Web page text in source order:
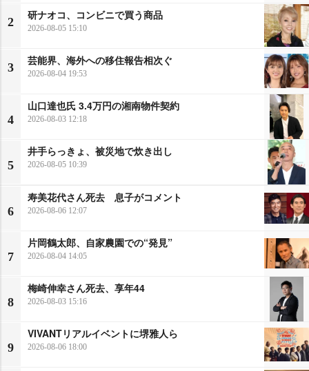
2
研ナオコ、コンビニで買う商品
2026-08-05 15:10
3
芸能界、海外への移住報告相次ぐ
2026-08-04 19:53
4
山口達也氏 3.4万円の湘南物件契約
2026-08-03 12:18
5
井手らっきょ、被災地で炊き出し
2026-08-05 10:39
6
寿美花代さん死去 息子がコメント
2026-08-06 12:07
7
片岡鶴太郎、自家農園での“発見”
2026-08-04 14:05
8
梅崎伸幸さん死去、享年44
2026-08-03 15:16
9
VIVANTリアルイベントに堺雅人ら
2026-08-06 18:00